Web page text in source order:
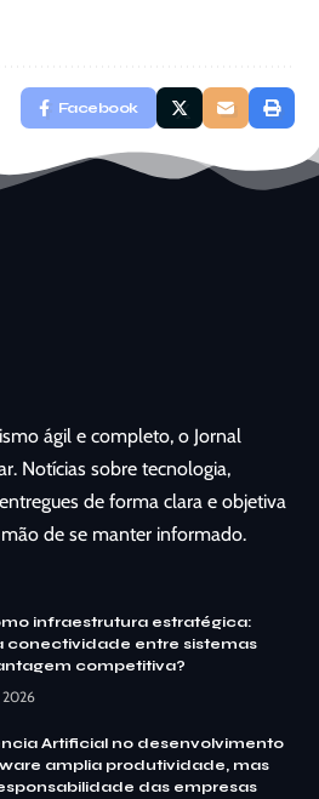
Facebook
ágil e completo, o Jornal
Notícias sobre tecnologia,
de forma clara e objetiva
de se manter informado.
infraestrutura estratégica:
conectividade entre sistemas
competitiva?
2026
Artificial no desenvolvimento
amplia produtividade, mas
das empresas